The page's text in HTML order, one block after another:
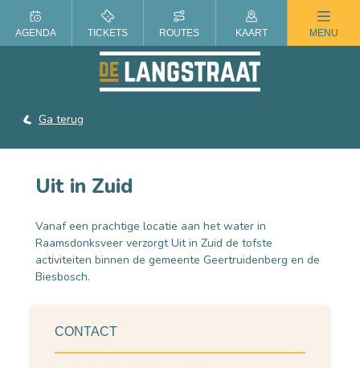
ZOMER IN DE LANGSTRAAT
Ga terug
Uit in Zuid
Vanaf een prachtige locatie aan het water in
Raamsdonksveer verzorgt Uit in Zuid de tofste
activiteiten binnen de gemeente Geertruidenberg en de
Biesbosch.
CONTACT
AGENDA TICKETS ROUTES KAART MENU